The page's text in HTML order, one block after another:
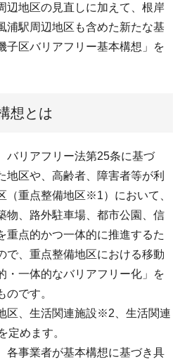
辺地区の見直しに加えて、根岸
浦駅周辺地区も含めた新たな基
子区バリアフリー基本構想」を
想とは
バリアフリー法第25条に基づ
地区や、高齢者、障害者等が利
（重点整備地区※1）において、
物、路外駐車場、都市公園、信
重点的かつ一体的に推進するた
で、重点整備地区における移動
・一体的なバリアフリー化」を
のです。
区、生活関連施設※2、生活関連
めます。
各事業者が基本構想に基づき具